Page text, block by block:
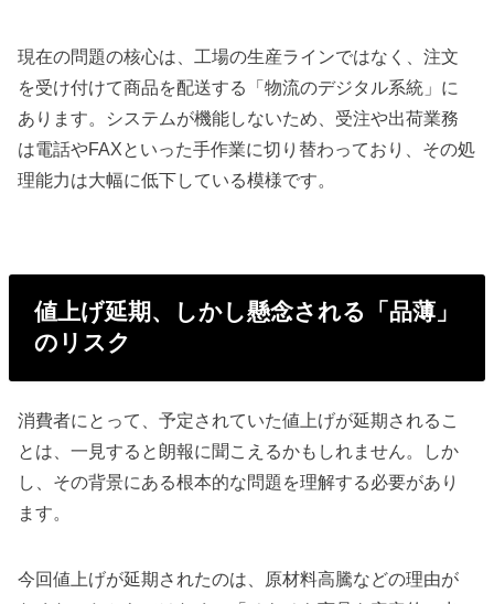
現在の問題の核心は、工場の生産ラインではなく、注文
を受け付けて商品を配送する「物流のデジタル系統」に
あります。システムが機能しないため、受注や出荷業務
は電話やFAXといった手作業に切り替わっており、その処
理能力は大幅に低下している模様です。
値上げ延期、しかし懸念される「品薄」
のリスク
消費者にとって、予定されていた値上げが延期されるこ
とは、一見すると朗報に聞こえるかもしれません。しか
し、その背景にある根本的な問題を理解する必要があり
ます。
今回値上げが延期されたのは、原材料高騰などの理由が